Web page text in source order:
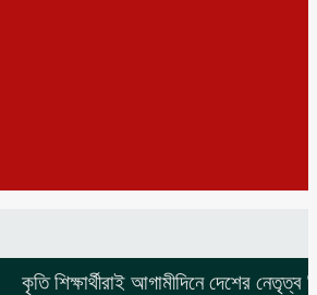
কৃতি শিক্ষার্থীরাই আগামীদিনে দেশের নেতৃত্ব